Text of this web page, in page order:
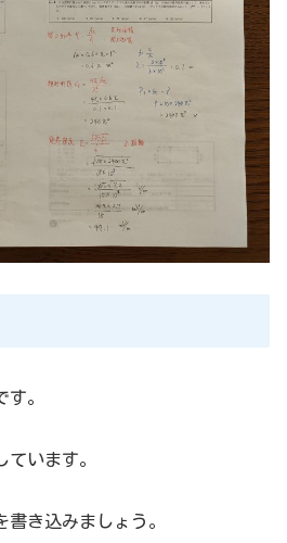
。
ています。
き込みましょう。